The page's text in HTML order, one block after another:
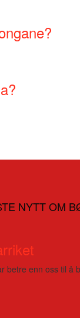
NYTT OM
betre enn oss til